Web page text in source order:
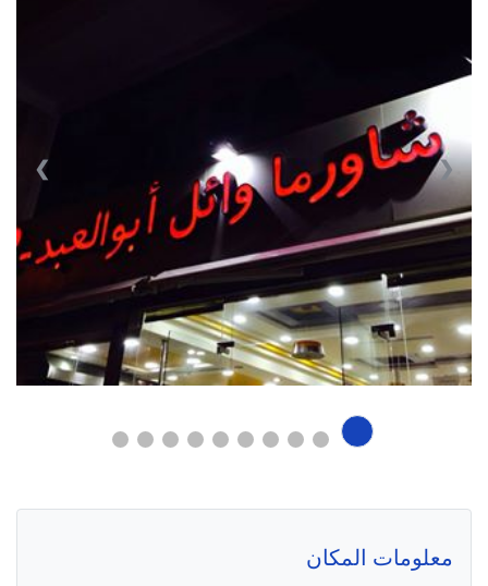
❮ ❯
معلومات المكان